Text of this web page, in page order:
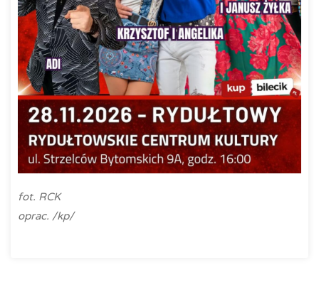
fot. RCK
oprac. /kp/